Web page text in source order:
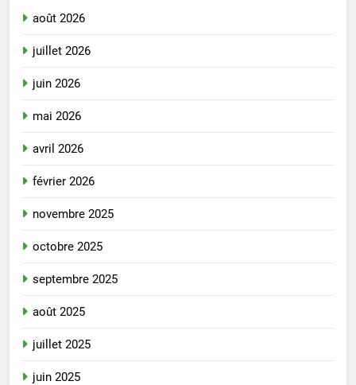
août 2026
juillet 2026
juin 2026
mai 2026
avril 2026
février 2026
novembre 2025
octobre 2025
septembre 2025
août 2025
juillet 2025
juin 2025